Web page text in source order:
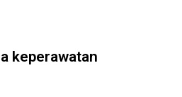
keperawatan